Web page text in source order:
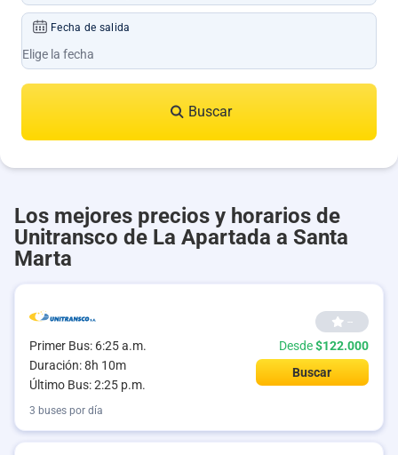
Fecha de salida
Buscar
Los mejores precios y horarios de
Unitransco de La Apartada a Santa
Marta
Primer Bus: 6:25 a.m.
Duración: 8h 10m
Último Bus: 2:25 p.m.
--
Desde$122.000
Buscar
3 buses por día